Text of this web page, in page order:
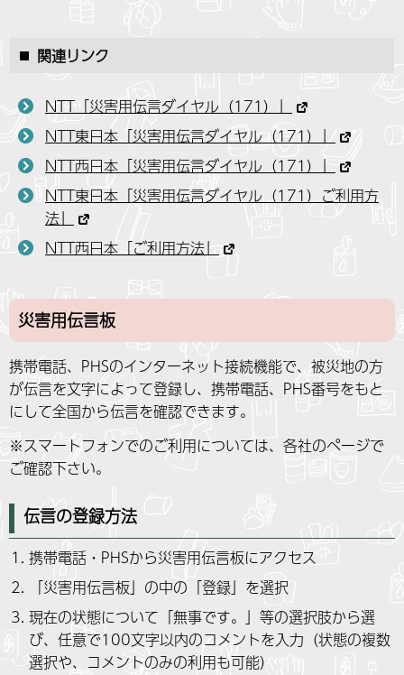
関連リンク
NTT「災害用伝言ダイヤル（171）」
NTT東日本「災害用伝言ダイヤル（171）」
NTT西日本「災害用伝言ダイヤル（171）」
NTT東日本「災害用伝言ダイヤル（171）ご利用方
法」
NTT西日本「ご利用方法」
災害用伝言板
携帯電話、PHSのインターネット接続機能で、被災地の方
が伝言を文字によって登録し、携帯電話、PHS番号をもと
にして全国から伝言を確認できます。
※スマートフォンでのご利用については、各社のページで
ご確認下さい。
伝言の登録方法
携帯電話・PHSから災害用伝言板にアクセス
「災害用伝言板」の中の「登録」を選択
現在の状態について「無事です。」等の選択肢から選
び、任意で100文字以内のコメントを入力（状態の複数
選択や、コメントのみの利用も可能）